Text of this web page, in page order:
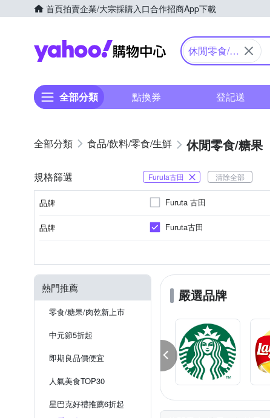
首頁拍賣企業/大宗採購入口合作招商App下載
Yahoo購物中心
休閒零食/糖
全部分類 點換券 登記送
食品/飲料/零食/生鮮 休閒零食/糖果
規格篩選 Furuta古田 清除全部
品牌 Furuta 古田
品牌 Furuta古田
熱門推薦
零食/糖果/肉乾新上市
中元節5折起
即期良品價便宜
人氣美食TOP30
星巴克好禮推薦6折起
嚴選品牌